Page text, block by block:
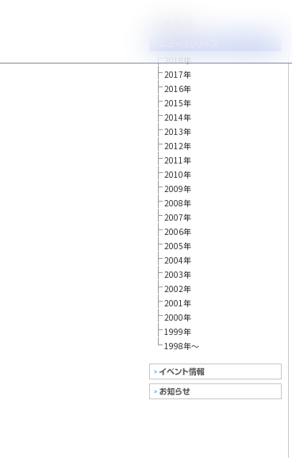
2018年
2017年
2016年
2015年
2014年
2013年
2012年
2011年
2010年
2009年
2008年
2007年
2006年
2005年
2004年
2003年
2002年
2001年
2000年
1999年
1998年～